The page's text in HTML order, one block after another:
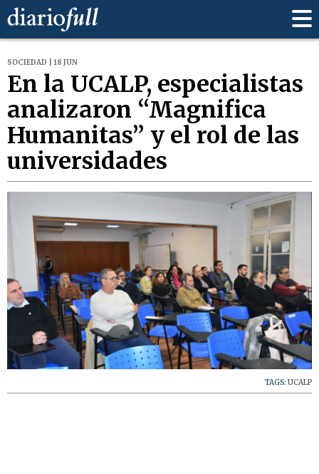
SOCIEDAD | 18 JUN
En la UCALP, especialistas
analizaron “Magnifica
Humanitas” y el rol de las
universidades
TAGS: UCALP